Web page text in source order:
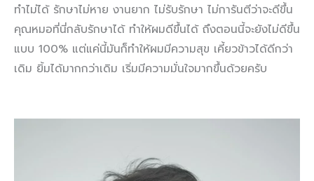
ทำไม่ได้ รักษาไม่หาย งานยาก ไม่รับรักษา ไม่การันตีว่าจะดีขึ้น
คุณหมอที่นี่กลับรักษาได้ ทำให้ผมดีขึ้นได้ ถึงตอนนี้จะยังไม่ดีขึ้น
แบบ 100% แต่แค่นี้มันก็ทำให้ผมมีความสุข เคี้ยวข้าวได้ดีกว่า
เดิม ยิ้มได้มากกว่าเดิม เริ่มมีความมั่นใจมากขึ้นด้วยครับ